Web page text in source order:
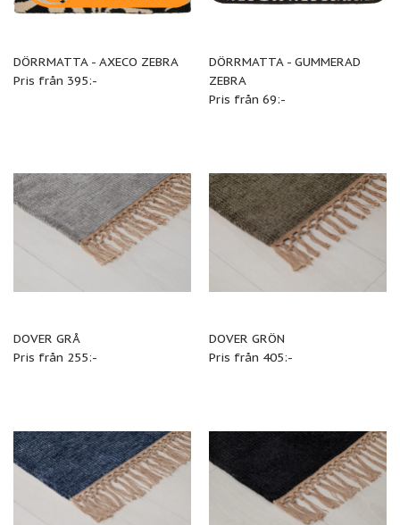
DÖRRMATTA - AXECO ZEBRA
Pris från 395:-
DÖRRMATTA - GUMMERAD
ZEBRA
Pris från 69:-
DOVER GRÅ
Pris från 255:-
DOVER GRÖN
Pris från 405:-